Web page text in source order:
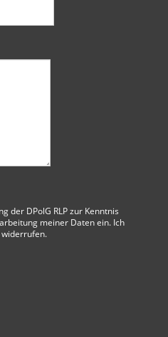
der DPolG RLPzur Kenntnis
meiner Daten ein. Ich